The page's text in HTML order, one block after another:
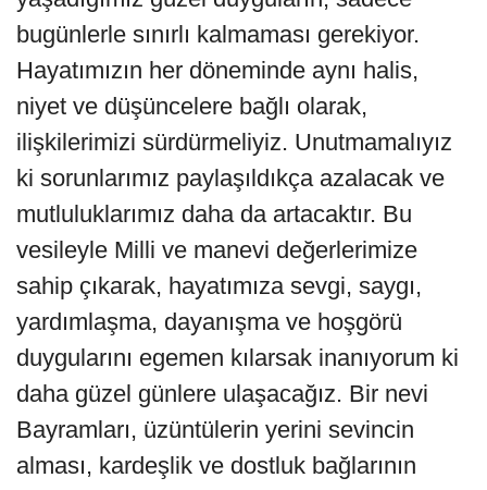
bugünlerle sınırlı kalmaması gerekiyor.
Hayatımızın her döneminde aynı halis,
niyet ve düşüncelere bağlı olarak,
ilişkilerimizi sürdürmeliyiz. Unutmamalıyız
ki sorunlarımız paylaşıldıkça azalacak ve
mutluluklarımız daha da artacaktır. Bu
vesileyle Milli ve manevi değerlerimize
sahip çıkarak, hayatımıza sevgi, saygı,
yardımlaşma, dayanışma ve hoşgörü
duygularını egemen kılarsak inanıyorum ki
daha güzel günlere ulaşacağız. Bir nevi
Bayramları, üzüntülerin yerini sevincin
alması, kardeşlik ve dostluk bağlarının